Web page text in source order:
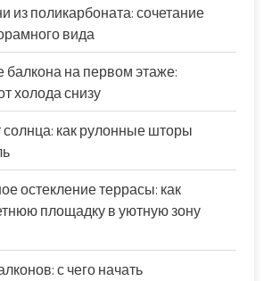
из поликарбоната: сочетание
вида
балкона на первом этаже:
холода снизу
как рулонные шторы
остекление террасы: как
площадку в уютную зону
с чего начать